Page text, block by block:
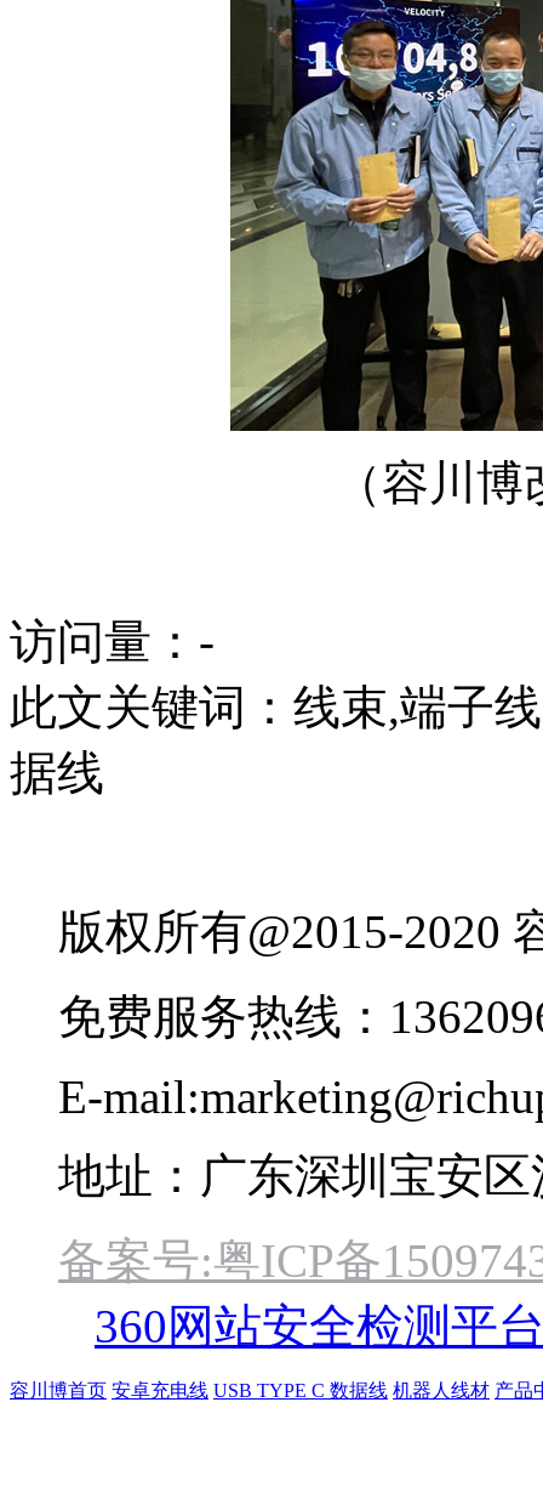
（容川
访问量： -
此文关键词： 线束,端子
据线
版权所有@2015-2020
免费服务热线：
E-
地址：广东深圳宝安
备案号:粤ICP备
360网站安全检测平
容川博首页 安卓充电线 USB TYPE C 数据线 机器人线材 产品